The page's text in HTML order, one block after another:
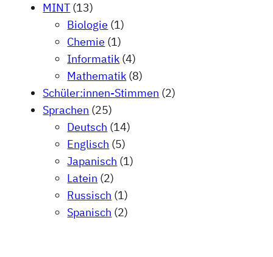
MINT (13)
Biologie (1)
Chemie (1)
Informatik (4)
Mathematik (8)
Schüler:innen-Stimmen (2)
Sprachen (25)
Deutsch (14)
Englisch (5)
Japanisch (1)
Latein (2)
Russisch (1)
Spanisch (2)